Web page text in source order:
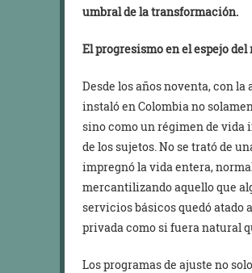
umbral de la transformación.
El progresismo en el espejo
Desde los años noventa, con
instaló en Colombia no
sino como un régimen de vida
de los sujetos. No se trató de
impregnó la vida entera,
mercantilizando aquello que
servicios básicos quedó atado
privada como si fuera natural
Los programas de ajuste no